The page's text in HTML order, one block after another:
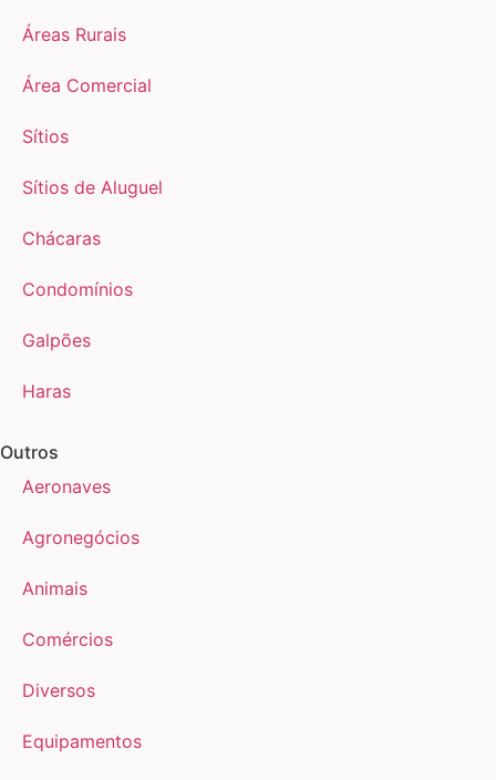
Áreas Rurais
Área Comercial
Sítios
Sítios de Aluguel
Chácaras
Condomínios
Galpões
Haras
Outros
Aeronaves
Agronegócios
Animais
Comércios
Diversos
Equipamentos